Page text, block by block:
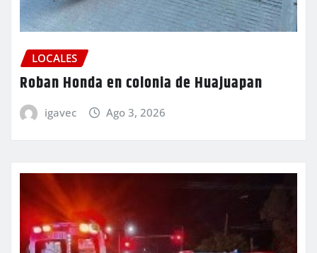
LOCALES
Roban Honda en colonia de Huajuapan
igavec Ago 3, 2026